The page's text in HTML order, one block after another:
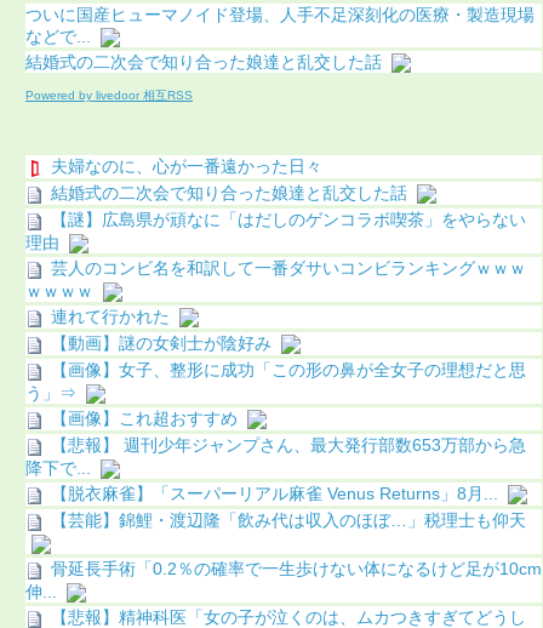
ついに国産ヒューマノイド登場、人手不足深刻化の医療・製造現場
などで...
結婚式の二次会で知り合った娘達と乱交した話
Powered by livedoor 相互RSS
夫婦なのに、心が一番遠かった日々
結婚式の二次会で知り合った娘達と乱交した話
【謎】広島県が頑なに「はだしのゲンコラボ喫茶」をやらない
理由
芸人のコンビ名を和訳して一番ダサいコンビランキングｗｗｗ
ｗｗｗｗ
連れて行かれた
【動画】謎の女剣士が陰好み
【画像】女子、整形に成功「この形の鼻が全女子の理想だと思
う」⇒
【画像】これ超おすすめ
【悲報】 週刊少年ジャンプさん、最大発行部数653万部から急
降下で...
【脱衣麻雀】「スーパーリアル麻雀 Venus Returns」8月...
【芸能】錦鯉・渡辺隆「飲み代は収入のほぼ…」税理士も仰天
骨延長手術「0.2％の確率で一生歩けない体になるけど足が10cm
伸...
【悲報】精神科医「女の子が泣くのは、ムカつきすぎてどうし